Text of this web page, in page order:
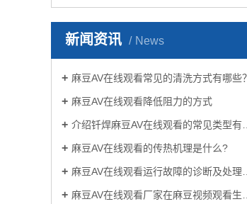
新闻资讯 News
麻豆AV在线观看常见的清洗方式有哪些？
麻豆AV在线观看降低阻力的方式
介绍钎焊麻豆AV在线观看的常见类型有哪些
麻豆AV在线观看的传热机理是什么?
麻豆AV在线观看运行故障的诊断及处理方法
麻豆AV在线观看厂家在麻豆视频观看生活中有哪些作用？